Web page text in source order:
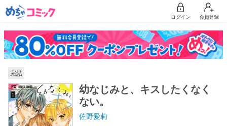
ログイン 会員登録
完結
幼なじみと、キスしたくなく
ない。
佐野愛莉